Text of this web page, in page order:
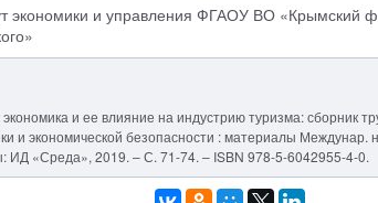
экономики и управления ФГАОУ ВО «Крымский
и ее влияние на индустрию туризма: сборник
и экономической безопасности : материалы Междунар.
ИД «Среда», 2019. – С. 71-74. – ISBN 978-5-6042955-4-0.